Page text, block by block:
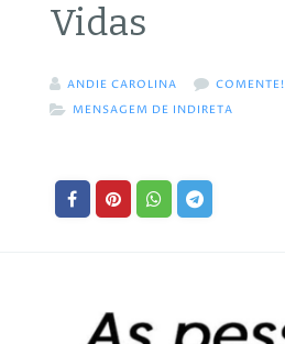
Vidas
ANDIE CAROLINA
COMENTE!
MENSAGEM DE INDIRETA